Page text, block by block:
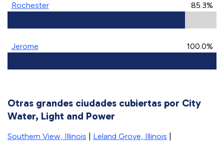
Rochester 85.3%
Jerome 100.0%
Otras grandes ciudades cubiertas por City
Water, Light and Power
Southern View, Illinois Leland Grove, Illinois